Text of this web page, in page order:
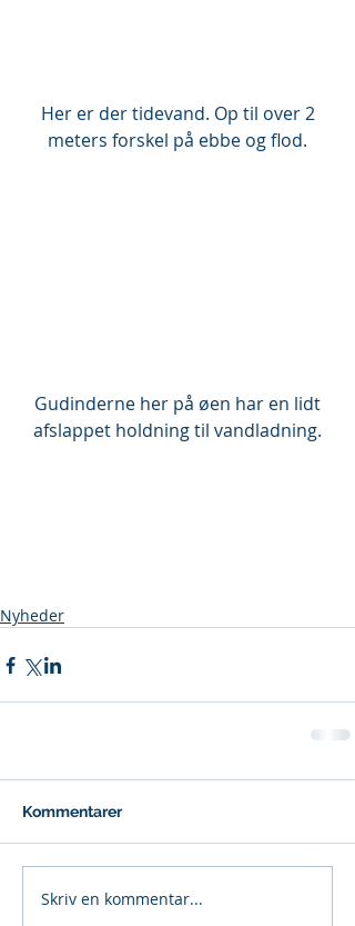
meters forskel på ebbe og flod.
afslappet holdning til vandladning.
Nyheder
Kommentarer
Skriv en kommentar...